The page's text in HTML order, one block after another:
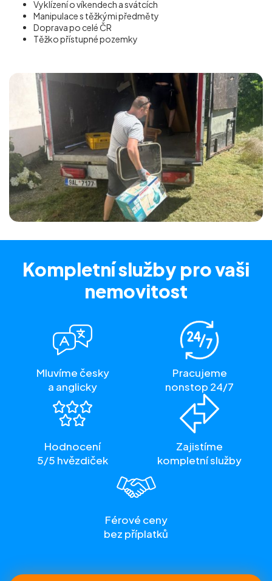
Vyklízení o víkendech a svátcích
Manipulace s těžkými předměty
Doprava po celé ČR
Těžko přístupné pozemky
Kompletní služby pro vaši
nemovitost
Mluvíme česky
a anglicky
Pracujeme
nonstop 24/7
Hodnocení
5/5 hvězdiček
Zajistíme
kompletní služby
Férové ceny
bez příplatků